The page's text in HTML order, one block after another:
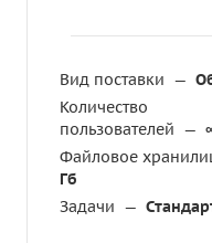
Вид поставки —
Количество
пользователей —
Файловое
Гб
Задачи —